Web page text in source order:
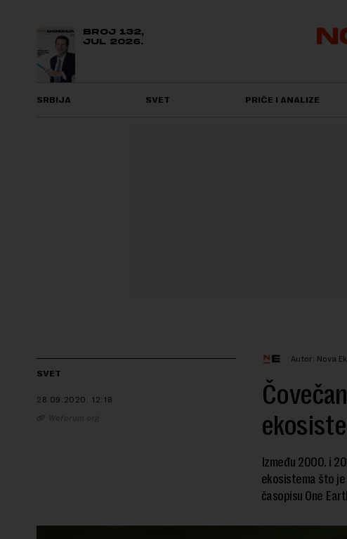
BROJ 132,
JUL 2026.
SRBIJA SVET PRIČE I ANALIZE
SVET
28.09.2020. 12:18
Weforum.org
Autor: Nova
Između 2000. i
ekosistema što
časopisu One